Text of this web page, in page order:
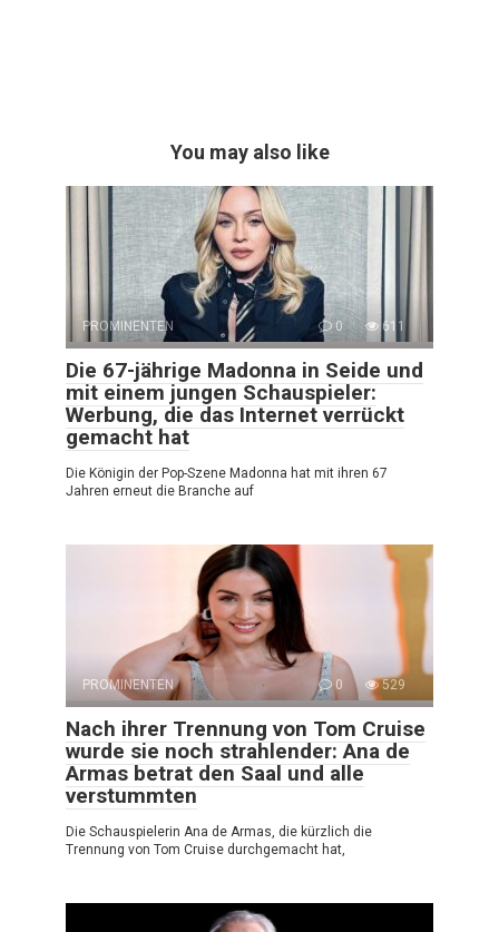
You may also like
PROMINENTEN 0 611
Die 67-jährige Madonna in Seide und
mit einem jungen Schauspieler:
Werbung, die das Internet verrückt
gemacht hat
Die Königin der Pop-Szene Madonna hat mit ihren 67
Jahren erneut die Branche auf
PROMINENTEN 0 529
Nach ihrer Trennung von Tom Cruise
wurde sie noch strahlender: Ana de
Armas betrat den Saal und alle
verstummten
Die Schauspielerin Ana de Armas, die kürzlich die
Trennung von Tom Cruise durchgemacht hat,